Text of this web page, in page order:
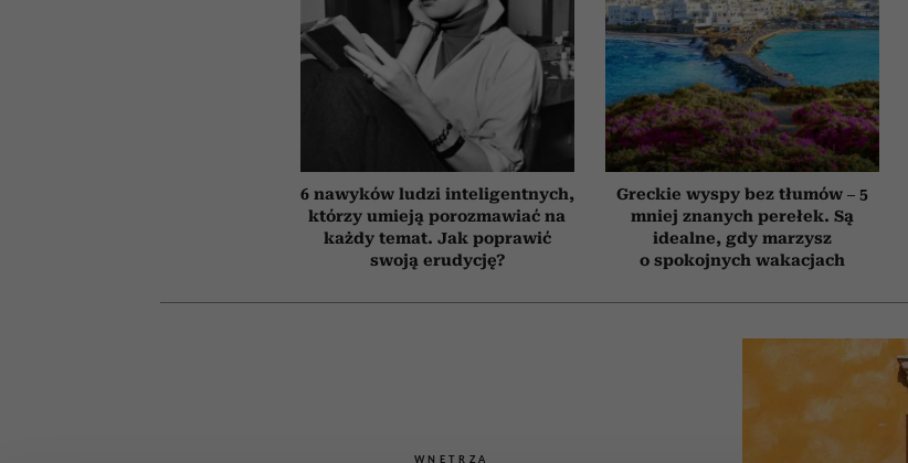
6 nawyków ludzi inteligentnych,
którzy umieją porozmawiać na
każdy temat. Jak poprawić
swoją erudycję?
Greckie wyspy bez tłumów – 5
mniej znanych perełek. Są
idealne, gdy marzysz
o spokojnych wakacjach
WNĘTRZA